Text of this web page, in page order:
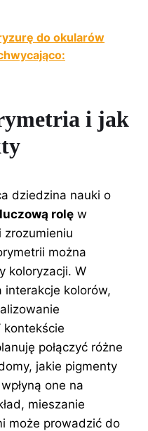
do okularów
i jak
dziedzina nauki o
rolę w
zrozumieniu
można
koloryzacji. W
interakcje kolorów,
kontekście
połączyć różne
jakie pigmenty
one na
mieszanie
może prowadzić do